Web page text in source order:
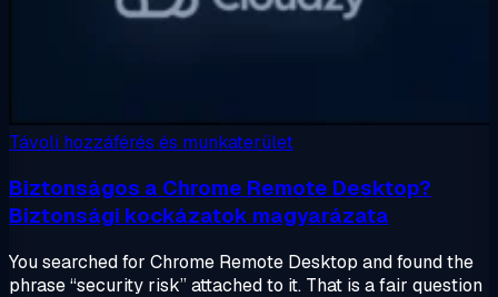
Távoli hozzáférés és munkaterület
Biztonságos a Chrome Remote Desktop?
Biztonsági kockázatok magyarázata
You searched for Chrome Remote Desktop and found the
phrase “security risk” attached to it. That is a fair question